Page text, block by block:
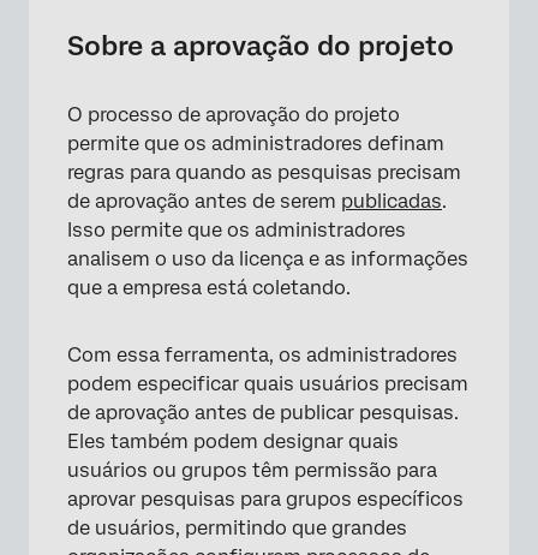
Marca vs. Marca. Aprovações Divisão
Criação de regras de aprovação
personalizadas
Permitir que os colaboradores solicitem
aprovação
Exclusão de regras
Como as regras são avaliadas
O processo de aprovação
Aprovações pendentes
Perguntas frequentes
Sobre a aprovação do projeto
O processo de aprovação do projeto
permite que os administradores definam
regras para quando as pesquisas precisam
de aprovação antes de serem publicadas.
Isso permite que os administradores
analisem o uso da licença e as informações
que a empresa está coletando.
Com essa ferramenta, os administradores
podem especificar quais usuários precisam
de aprovação antes de publicar pesquisas.
Eles também podem designar quais
usuários ou grupos têm permissão para
aprovar pesquisas para grupos específicos
de usuários, permitindo que grandes